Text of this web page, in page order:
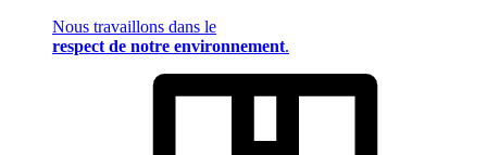
Nous travaillons dans le
respect de notre environnement.